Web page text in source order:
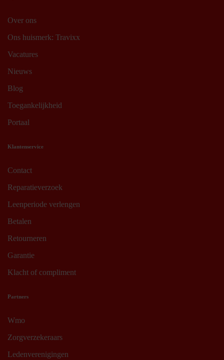
Over ons
Ons huismerk: Travixx
Vacatures
Nieuws
Blog
Toegankelijkheid
Portaal
Klantenservice
Contact
Reparatieverzoek
Leenperiode verlengen
Betalen
Retourneren
Garantie
Klacht of compliment
Partners
Wmo
Zorgverzekeraars
Ledenverenigingen